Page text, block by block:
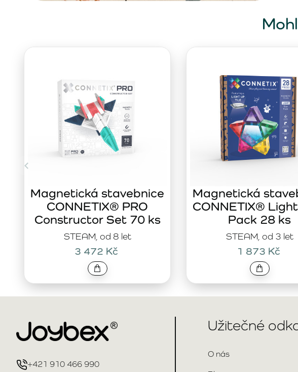
STEAM, od 8 let
Magnetická stavebnice
CONNETIX® PRO
Constructor Set 70 ks
3 472 Kč
STEAM, od 3 let
Magnetická
CONNETIX®
Pack 28 ks
1 873 Kč
+421 910 466 990
Užitečné
O nás